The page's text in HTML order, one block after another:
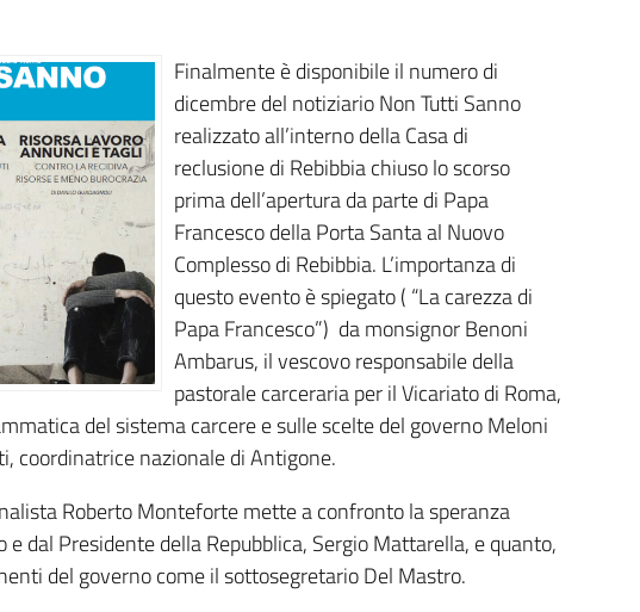
Finalmente è disponibile il numero di
dicembre del notiziario Non Tutti Sanno
realizzato all’interno della Casa di
reclusione di Rebibbia chiuso lo scorso
prima dell’apertura da parte di Papa
Francesco della Porta Santa al Nuovo
Complesso di Rebibbia. L’importanza di
questo evento è spiegato ( “La carezza di
Papa Francesco”) da monsignor Benoni
Ambarus, il vescovo responsabile della
pastorale carceraria per il Vicariato di Roma,
del sistema carcere e sulle scelte del governo Meloni
coordinatrice nazionale di Antigone.
Roberto Monteforte mette a confronto la speranza
e dal Presidente della Repubblica, Sergio Mattarella, e quanto,
del governo come il sottosegretario Del Mastro.